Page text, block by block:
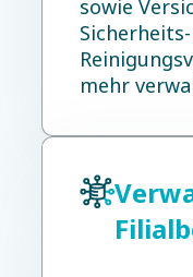
sowie
mehr